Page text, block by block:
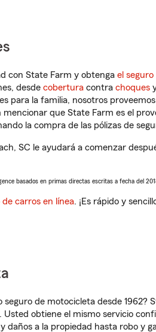
con State Farm y obtenga el
desde cobertura contra choques
para la familia, nosotros
mencionar que State Farm es el
la compra de las pólizas de
SC le ayudará a comenzar
basados en primas directas escritas a fecha del
carros en línea. ¡Es rápido y
seguro de motocicleta desde
obtiene el mismo servicio
daños a la propiedad hasta robo y